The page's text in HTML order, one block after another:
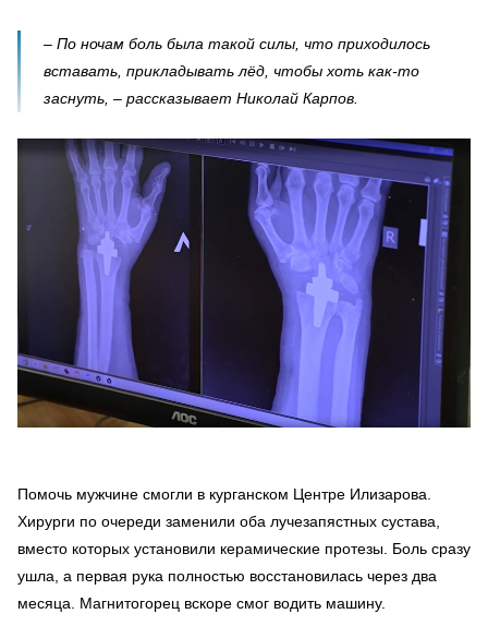
– По ночам боль была такой силы, что приходилось
вставать, прикладывать лёд, чтобы хоть как-то
заснуть, – рассказывает Николай Карпов.
Помочь мужчине смогли в курганском Центре Илизарова.
Хирурги по очереди заменили оба лучезапястных сустава,
вместо которых установили керамические протезы. Боль сразу
ушла, а первая рука полностью восстановилась через два
месяца. Магнитогорец вскоре смог водить машину.